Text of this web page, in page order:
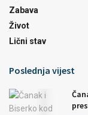
Zabava
Život
Lični stav
Poslednja vijest